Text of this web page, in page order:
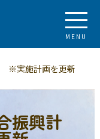
MENU
※実施計画を更新
振興計